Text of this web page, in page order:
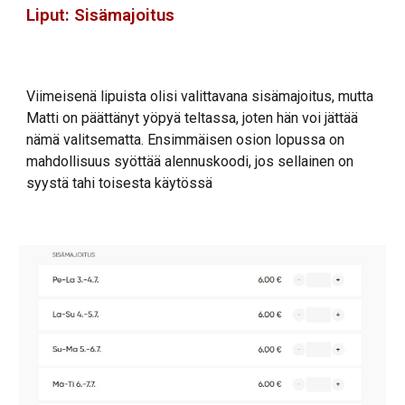
Liput: Sisämajoitus
Viimeisenä lipuista olisi valittavana sisämajoitus, mutta
Matti on päättänyt yöpyä teltassa, joten hän voi jättää
nämä valitsematta. Ensimmäisen osion lopussa on
mahdollisuus syöttää alennuskoodi, jos sellainen on
syystä tahi toisesta käytössä